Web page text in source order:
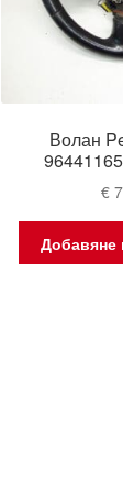
Волан
€
Добавяне